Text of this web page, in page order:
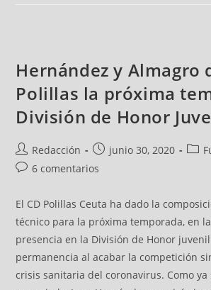
Hernández y Almagro
Polillas la próxima
División de Honor
Redacción junio 30, 2020
6 comentarios
El CD Polillas Ceuta ha dado la
técnico para la próxima temporada, en
presencia en la División de Honor
permanencia al acabar la competición
crisis sanitaria del coronavirus. Como ya